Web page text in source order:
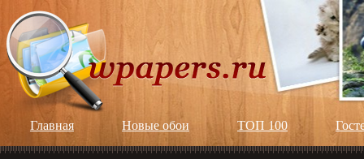
Главная Новые обои ТОП 100